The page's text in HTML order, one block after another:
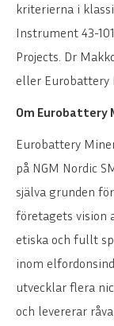
kriterierna i
Instrument 43-
Projects. Dr
eller Eurobattery
Om Eurobattery
Eurobattery
på NGM Nordic
själva grunden
företagets vision
etiska och fullt
inom
utvecklar flera
och levererar